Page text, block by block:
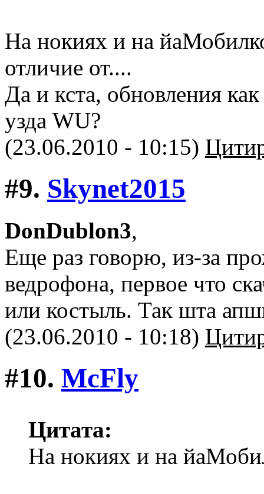
На нокиях и на
отличие от....
Да и кста, обновления
узда WU?
(23.06.2010 - 10:15)
#9. Skynet2015
DonDublon3,
Еще раз говорю, из-за
ведрофона, первое что
или костыль. Так шта
(23.06.2010 - 10:18)
#10. McFly
Цитата:
На нокиях и на